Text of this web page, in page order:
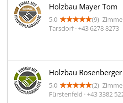
Holzbau Mayer Tom
5,0 (9)
Tarsdorf · +43 6278 8273
Holzbau
5,0 (2)
Fürstenfeld · +43 3382